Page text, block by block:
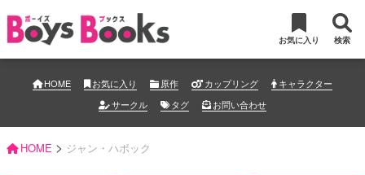
お気に入り 検索
HOME お気に入り 原作 カップリング
キャラクター
サークル
タグ お問い合わせ
HOME > ジャン・ハボック